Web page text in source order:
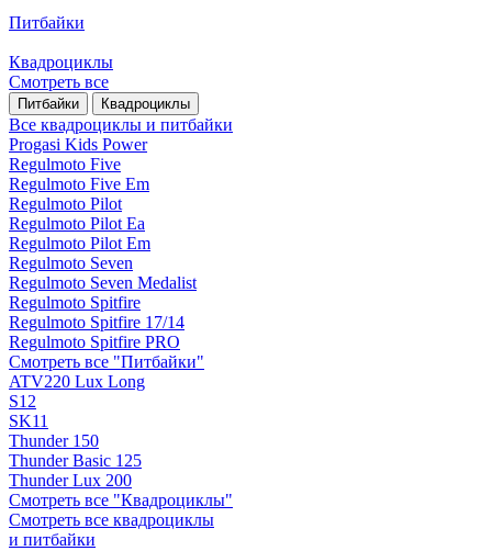
Питбайки
Квадроциклы
Смотреть все
Питбайки Квадроциклы
Все квадроциклы и питбайки
Progasi Kids Power
Regulmoto Five
Regulmoto Five Em
Regulmoto Pilot
Regulmoto Pilot Ea
Regulmoto Pilot Em
Regulmoto Seven
Regulmoto Seven Medalist
Regulmoto Spitfire
Regulmoto Spitfire 17/14
Regulmoto Spitfire PRO
Смотреть все "Питбайки"
ATV220 Lux Long
S12
SK11
Thunder 150
Thunder Basic 125
Thunder Lux 200
Смотреть все "Квадроциклы"
Смотреть все квадроциклы
и питбайки